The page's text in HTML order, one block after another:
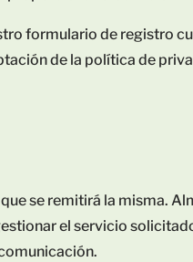
formulario de registro
de la política de
se remitirá la misma.
el servicio